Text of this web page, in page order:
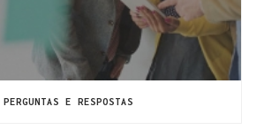
PERGUNTAS E RESPOSTAS